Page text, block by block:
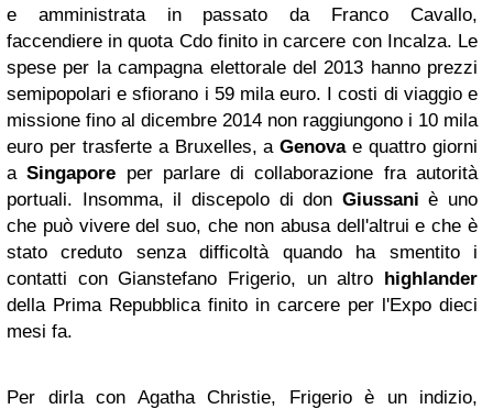
e amministrata in passato da Franco Cavallo,
faccendiere in quota Cdo finito in carcere con Incalza. Le
spese per la campagna elettorale del 2013 hanno prezzi
semipopolari e sfiorano i 59 mila euro. I costi di viaggio e
missione fino al dicembre 2014 non raggiungono i 10 mila
euro per trasferte a Bruxelles, aGenovae quattro giorni
aSingapore per parlare di collaborazione fra autorità
portuali. Insomma, il discepolo di don Giussani è uno
che può vivere del suo, che non abusa dell'altrui e che è
stato creduto senza difficoltà quando ha smentito i
contatti con Gianstefano Frigerio, un altro highlander
della Prima Repubblica finito in carcere per l'Expo dieci
mesi fa.
Per dirla con Agatha Christie, Frigerio è un indizio,